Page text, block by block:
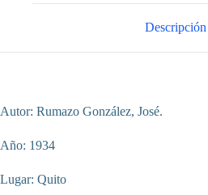
Descripción
Autor: Rumazo González, José.
Año: 1934
Lugar: Quito